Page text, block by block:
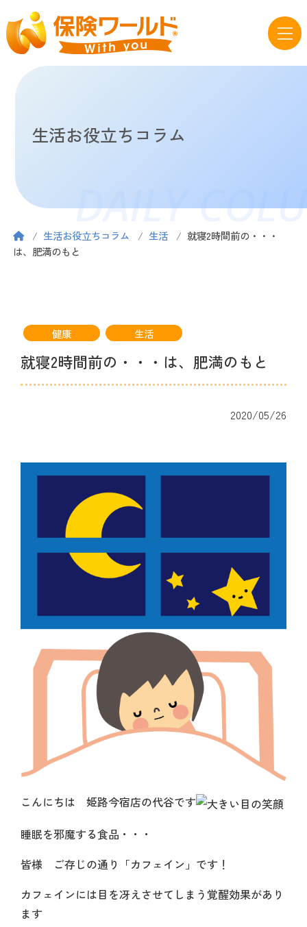
生活お役立ちコラム
DAILY
生活お役立ちコラム 生活
就寝2時間前の・・・
は、肥満のもと
健康 生活
就寝2時間前の・・・は、肥満のもと
2020/05/26
こんにちは 姫路今宿店の代谷です
睡眠を邪魔する食品・・・
皆様 ご存じの通り「カフェイン」です！
カフェインには目を冴えさせてしまう覚醒効果があり
ます